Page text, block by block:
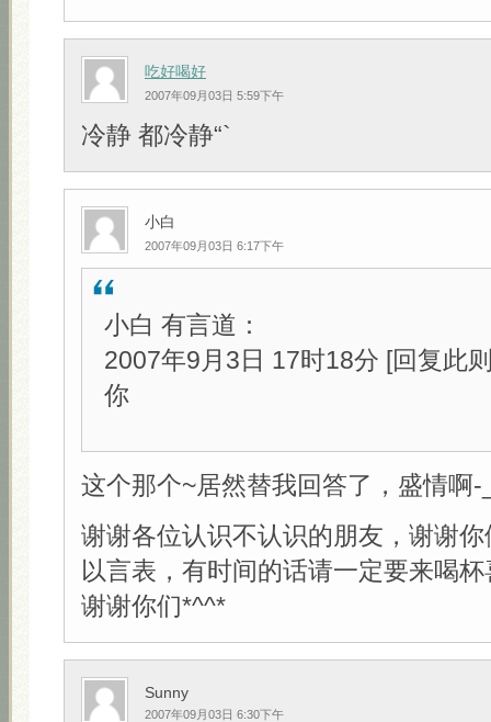
吃好喝好
2007年09月03日 5:59下午
冷静 都冷静“`
小白
2007年09月03日 6:17下午
小白 有言道：
2007年9月3日 17时18分 [回复此
你
这个那个~居然替我回答了，盛情啊-
谢谢各位认识不认识的朋友，谢谢
以言表，有时间的话请一定要来喝
谢谢你们*^^*
Sunny
2007年09月03日 6:30下午